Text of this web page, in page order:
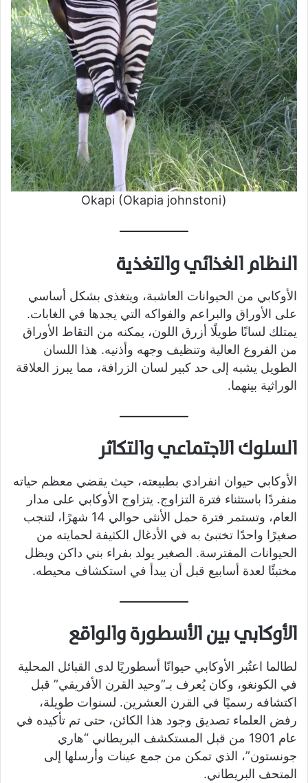
Okapi (Okapia johnstoni)
النظام الغذائي والتغذية
الأوكابي من الحيوانات العاشبة، ويتغذى بشكل أساسي
على الأوراق والبراعم والفواكه التي يجدها في الغابات.
يمتلك لسانًا طويلًا أزرق اللون، يمكنه من التقاط الأوراق
من الفروع العالية وتنظيف وجهه وأذنيه. هذا اللسان
الطويل يشبه إلى حد كبير لسان الزرافة، مما يبرز العلاقة
الوراثية بينهما.
السلوك الاجتماعي والتكاثر
الأوكابي حيوان انفرادي بطبيعته، حيث يقضي معظم حياته
منفردًا باستثناء فترة التزاوج. يتزاوج الأوكابي على مدار
العام، وتستمر فترة حمل الأنثى حوالي 14 شهرًا، لتنجب
صغيرًا واحدًا تختبئ به في الأدغال الكثيفة لحمايته من
الحيوانات المفترسة. الصغير يولد بفراء بني داكن ويظل
مختبئًا لعدة أسابيع قبل أن يبدأ في استكشاف محيطه.
الأوكابي بين الأسطورة والواقع
لطالما اعتُبر الأوكابي حيوانًا أسطوريًا لدى القبائل المحلية
في الكونغو، وكان يُعرف بـ”وحيد القرن الأفريقي” قبل
اكتشافه رسميًا في القرن العشرين. لسنوات طويلة،
رفض العلماء تصديق وجود هذا الكائن، حتى تم تأكيده في
عام 1901 من قبل المستكشف البريطاني “هاري
جونستون”، الذي تمكن من جمع عينات وأرسلها إلى
المتحف البريطاني.